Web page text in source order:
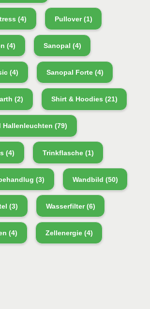
(4) Pullover(1)
(4) Sanopal (4)
(4) Sanopal Forte(4)
(2) Shirt & Hoodies (21)
Hallenleuchten (79)
(4) Trinkflasche(1)
(3) Wandbild (50)
(3) Wasserfilter(6)
(4) Zellenergie(4)